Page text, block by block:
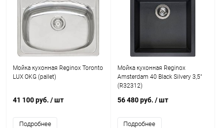
Мойка кухонная Reginox Toronto
LUX OKG (pallet)
41 100 руб. / шт
Подробнее
Мойка кухонная Reginox
Amsterdam 40 Black Silvery 3,5"
(R32312)
56 480 руб. / шт
Подробнее